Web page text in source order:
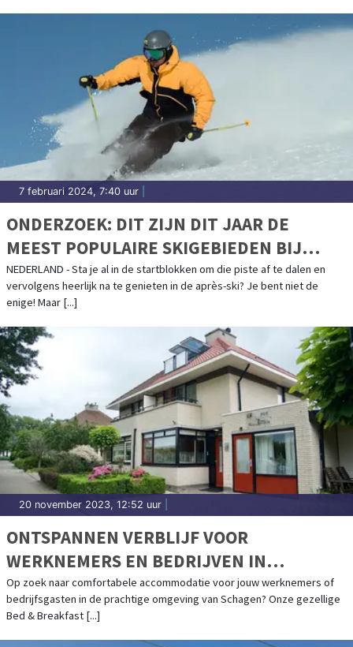
7 februari 2024, 7:40 uur
ONDERZOEK: DIT ZIJN DIT JAAR DE
MEEST POPULAIRE SKIGEBIEDEN BIJ
NEDERLANDERS
NEDERLAND - Sta je al in de startblokken om die piste af te dalen en
vervolgens heerlijk na te genieten in de après-ski? Je bent niet de
enige! Maar [...]
20 november 2023, 12:52 uur
ONTSPANNEN VERBLIJF VOOR
WERKNEMERS EN BEDRIJVEN IN
SCHAGEN!
Op zoek naar comfortabele accommodatie voor jouw werknemers of
bedrijfsgasten in de prachtige omgeving van Schagen? Onze gezellige
Bed & Breakfast [...]